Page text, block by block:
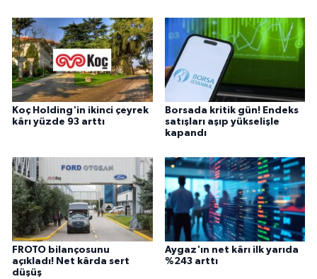
Koç Holding'in ikinci çeyrek
kârı yüzde 93 arttı
Borsada kritik gün! Endeks
satışları aşıp yükselişle
kapandı
FROTO bilançosunu
açıkladı! Net kârda sert
düşüş
Aygaz'ın net kârı ilk yarıda
%243 arttı